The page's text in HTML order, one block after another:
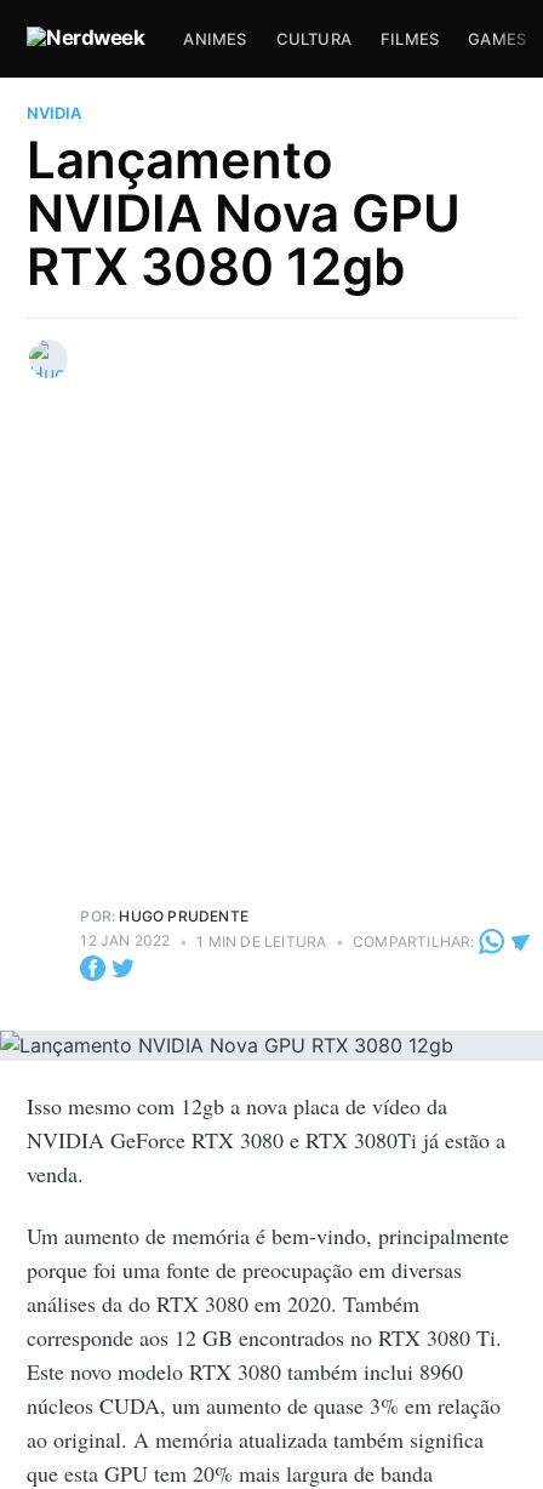
ANIMES CULTURA FILMES GAMES
NVIDIA
Lançamento
NVIDIA Nova GPU
RTX 3080 12gb
POR: HUGO PRUDENTE
12 JAN 2022 • 1 MIN DE LEITURA • COMPARTILHAR:
Isso mesmo com 12gb a nova placa de vídeo da
NVIDIA GeForce RTX 3080 e RTX 3080Ti já estão a
venda.
Um aumento de memória é bem-vindo, principalmente
porque foi uma fonte de preocupação em diversas
análises da do RTX 3080 em 2020. Também
corresponde aos 12 GB encontrados no RTX 3080 Ti.
Este novo modelo RTX 3080 também inclui 8960
núcleos CUDA, um aumento de quase 3% em relação
ao original. A memória atualizada também significa
que esta GPU tem 20% mais largura de banda